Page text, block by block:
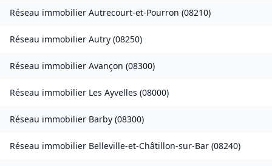
Réseau immobilier Autrecourt-et-Pourron (08210)
Réseau immobilier Autry (08250)
Réseau immobilier Avançon (08300)
Réseau immobilier Les Ayvelles (08000)
Réseau immobilier Barby (08300)
Réseau immobilier Belleville-et-Châtillon-sur-Bar (08240)